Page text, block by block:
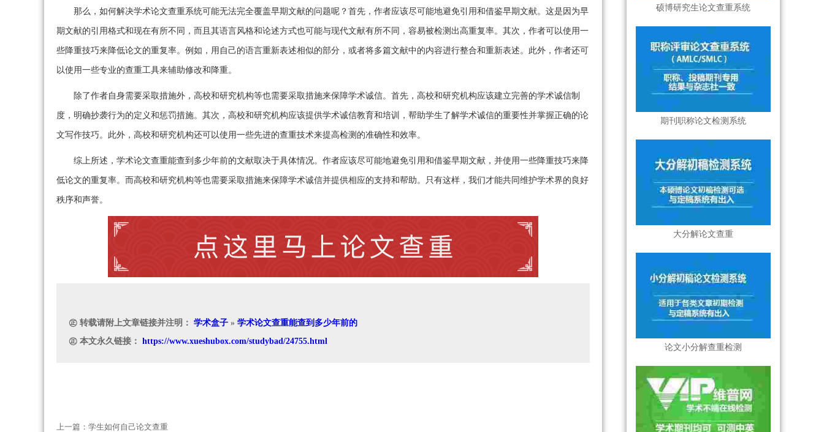
那么，如何解决学术论文查重系统可能无法完全覆盖早期文献的问题呢？首先，作者应该尽可能地避免引用和借鉴早期文献。这是因为早
期文献的引用格式和现在有所不同，而且其语言风格和论述方式也可能与现代文献有所不同，容易被检测出高重复率。其次，作者可以使用一
些降重技巧来降低论文的重复率。例如，用自己的语言重新表述相似的部分，或者将多篇文献中的内容进行整合和重新表述。此外，作者还可
以使用一些专业的查重工具来辅助修改和降重。
除了作者自身需要采取措施外，高校和研究机构等也需要采取措施来保障学术诚信。首先，高校和研究机构应该建立完善的学术诚信制
度，明确抄袭行为的定义和惩罚措施。其次，高校和研究机构应该提供学术诚信教育和培训，帮助学生了解学术诚信的重要性并掌握正确的论
文写作技巧。此外，高校和研究机构还可以使用一些先进的查重技术来提高检测的准确性和效率。
综上所述，学术论文查重能查到多少年前的文献取决于具体情况。作者应该尽可能地避免引用和借鉴早期文献，并使用一些降重技巧来降
低论文的重复率。而高校和研究机构等也需要采取措施来保障学术诚信并提供相应的支持和帮助。只有这样，我们才能共同维护学术界的良好
秩序和声誉。
㊣ 转载请附上文章链接并注明： 学术盒子 » 学术论文查重能查到多少年前的
㊣ 本文永久链接： https://www.xueshubox.com/studybad/24755.html
上一篇： 学生如何自己论文查重
硕博研究生论文查重系统
期刊职称论文检测系统
大分解论文查重
论文小分解查重检测